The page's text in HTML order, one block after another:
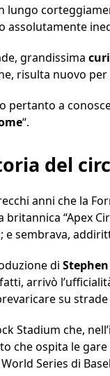
lungo
assolutamente
grandissima
risulta nuovo
pertanto a
“.
del
anni che la
britannica “Apex
e sembrava,
di Stephen
arrivò
su
Stadium che,
che ospita le
World Series di